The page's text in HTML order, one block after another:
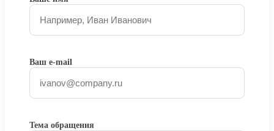
Ваш e-mail
Тема обращения